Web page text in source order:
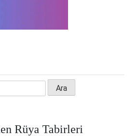
Rüya Tabirleri